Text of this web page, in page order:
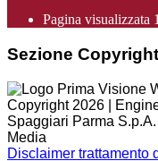
Pagina visualizzata
Sezione Copyright
Copyright 2026 |
Spaggiari Parma
Media
Disclaimer trattamento